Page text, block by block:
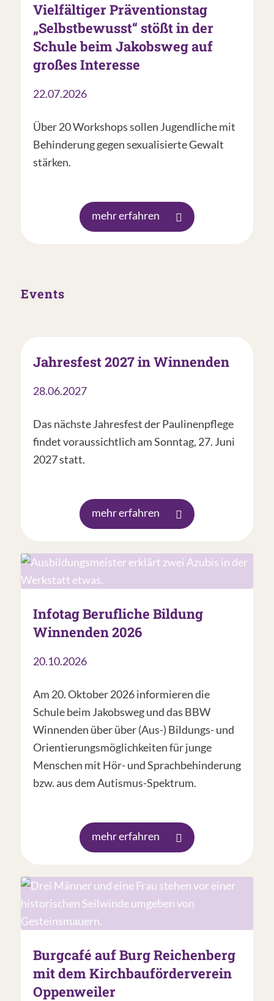
Vielfältiger Präventionstag
„Selbstbewusst“ stößt in der
Schule beim Jakobsweg auf
großes Interesse
22.07.2026
Über 20 Workshops sollen Jugendliche mit
Behinderung gegen sexualisierte Gewalt
stärken.
mehr erfahren
Events
Jahresfest 2027 in Winnenden
28.06.2027
Das nächste Jahresfest der Paulinenpflege
findet voraussichtlich am Sonntag, 27. Juni
2027 statt.
mehr erfahren
Infotag Berufliche Bildung
Winnenden 2026
20.10.2026
Am 20. Oktober 2026 informieren die
Schule beim Jakobsweg und das BBW
Winnenden über über (Aus-) Bildungs- und
Orientierungsmöglichkeiten für junge
Menschen mit Hör- und Sprachbehinderung
bzw. aus dem Autismus-Spektrum.
mehr erfahren
Burgcafé auf Burg Reichenberg
mit dem Kirchbauförderverein
Oppenweiler